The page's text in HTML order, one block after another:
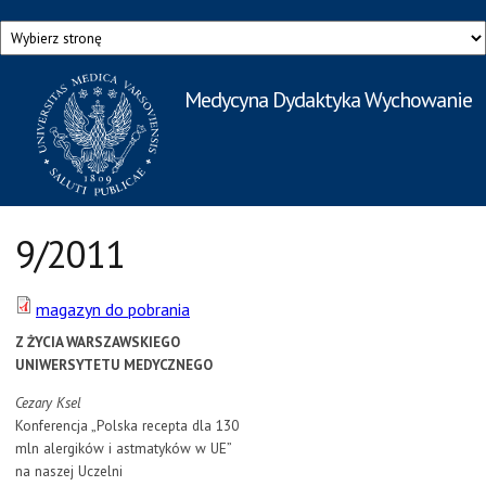
Przejdź do treści
Medycyna Dydaktyka Wychowanie
Rzecznik Prasowy
Warszawskiego Uniwersytetu Medycznego
9/2011
magazyn do pobrania
Z ŻYCIA WARSZAWSKIEGO
UNIWERSYTETU MEDYCZNEGO
Cezary Ksel
Konferencja „Polska recepta dla 130
mln alergików i astmatyków w UE”
na naszej Uczelni